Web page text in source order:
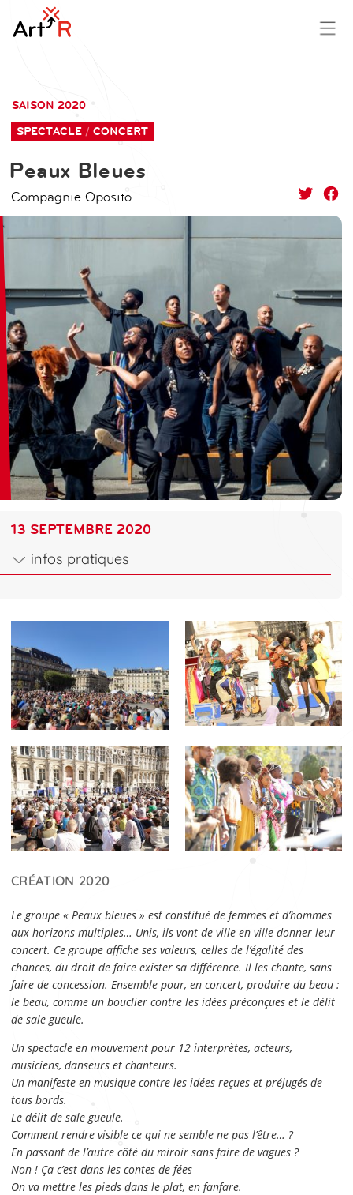
contenu
SAISON 2020
SPECTACLE CONCERT
Peaux Bleues
Compagnie Oposito
13 SEPTEMBRE 2020
infos pratiques
CRÉATION 2020
Le groupe « Peaux bleues » est constitué de femmes et d’hommes
aux horizons multiples… Unis, ils vont de ville en ville donner leur
concert. Ce groupe affiche ses valeurs, celles de l’égalité des
chances, du droit de faire exister sa différence. Il les chante, sans
faire de concession. Ensemble pour, en concert, produire du beau :
le beau, comme un bouclier contre les idées préconçues et le délit
de sale gueule.
Un spectacle en mouvement pour 12 interprètes, acteurs,
musiciens, danseurs et chanteurs.
Un manifeste en musique contre les idées reçues et préjugés de
tous bords.
Le délit de sale gueule.
Comment rendre visible ce qui ne semble ne pas l’être… ?
En passant de l’autre côté du miroir sans faire de vagues ?
Non ! Ça c’est dans les contes de fées
On va mettre les pieds dans le plat, en fanfare.